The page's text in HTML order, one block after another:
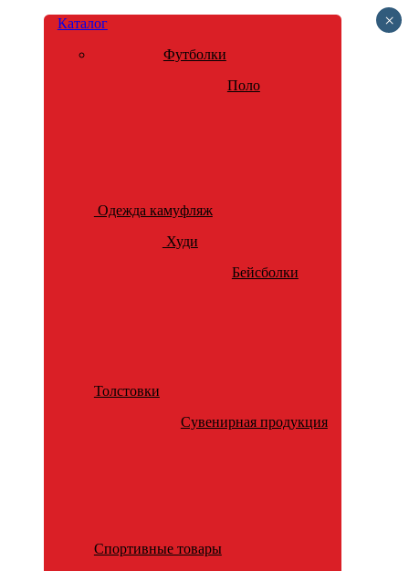
Каталог
Футболки
Поло
Одежда камуфляж
Худи
Бейсболки
Толстовки
Сувенирная продукция
Спортивные товары
×